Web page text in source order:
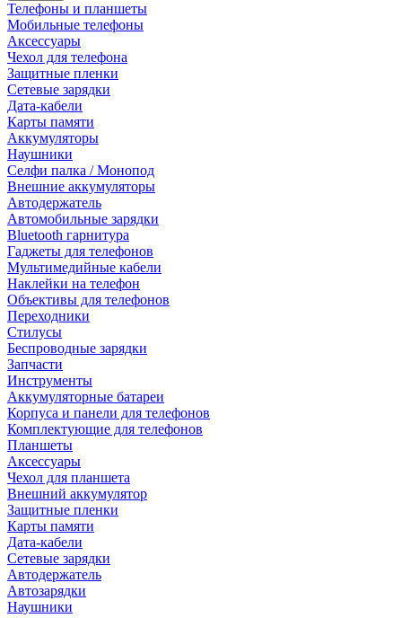
Телефоны и планшеты
Мобильные телефоны
Аксессуары
Чехол для телефона
Защитные пленки
Сетевые зарядки
Дата-кабели
Карты памяти
Аккумуляторы
Наушники
Селфи палка / Монопод
Внешние аккумуляторы
Автодержатель
Автомобильные зарядки
Bluetooth гарнитура
Гаджеты для телефонов
Мультимедийные кабели
Наклейки на телефон
Объективы для телефонов
Переходники
Стилусы
Беспроводные зарядки
Запчасти
Инструменты
Аккумуляторные батареи
Корпуса и панели для телефонов
Комплектующие для телефонов
Планшеты
Аксессуары
Чехол для планшета
Внешний аккумулятор
Защитные пленки
Карты памяти
Дата-кабели
Сетевые зарядки
Автодержатель
Автозарядки
Наушники